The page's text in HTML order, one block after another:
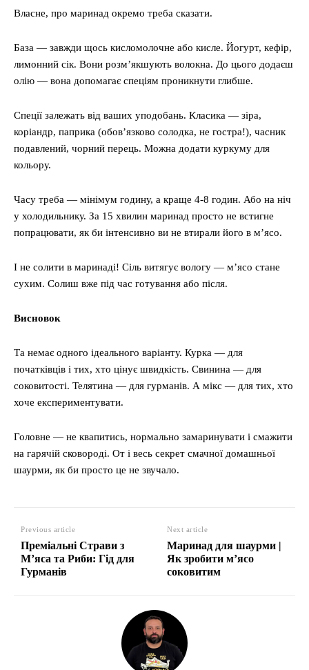
Власне, про маринад окремо треба сказати.
База — завжди щось кисломолочне або кисле. Йогурт, кефір,
лимонний сік. Вони розм’якшують волокна. До цього додаєш
олію — вона допомагає спеціям проникнути глибше.
Спеції залежать від ваших уподобань. Класика — зіра,
коріандр, паприка (обов’язково солодка, не гостра!), часник
подавлений, чорний перець. Можна додати куркуму для
кольору.
Часу треба — мінімум годину, а краще 4-8 годин. Або на ніч
у холодильнику. За 15 хвилин маринад просто не встигне
попрацювати, як би інтенсивно ви не втирали його в м’ясо.
І не солити в маринаді! Сіль витягує вологу — м’ясо стане
сухим. Солиш вже під час готування або після.
Висновок
Та немає одного ідеального варіанту. Курка — для
початківців і тих, хто цінує швидкість. Свинина — для
соковитості. Телятина — для гурманів. А мікс — для тих, хто
хоче експериментувати.
Головне — не квапитись, нормально замаринувати і смажити
на гарячій сковороді. От і весь секрет смачної домашньої
шаурми, як би просто це не звучало.
Previous article
Преміальні Страви з
М’яса та Риби: Гід для
Гурманів
Next article
Маринад для шаурми |
Як зробити м’ясо
соковитим